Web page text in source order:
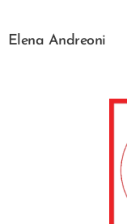
Elena Andreoni